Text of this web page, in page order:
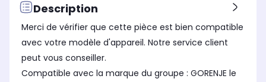
Description
Merci de vérifier que cette pièce est bien compatible
avec votre modèle d'appareil. Notre service client
peut vous conseiller.
Compatible avec la marque du groupe : GORENJE le